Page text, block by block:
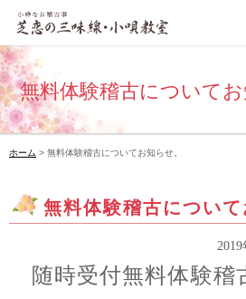
無料体験稽古についてお
ホーム > 無料体験稽古についてお知らせ。
無料体験稽古について
随時受付無料体験稽